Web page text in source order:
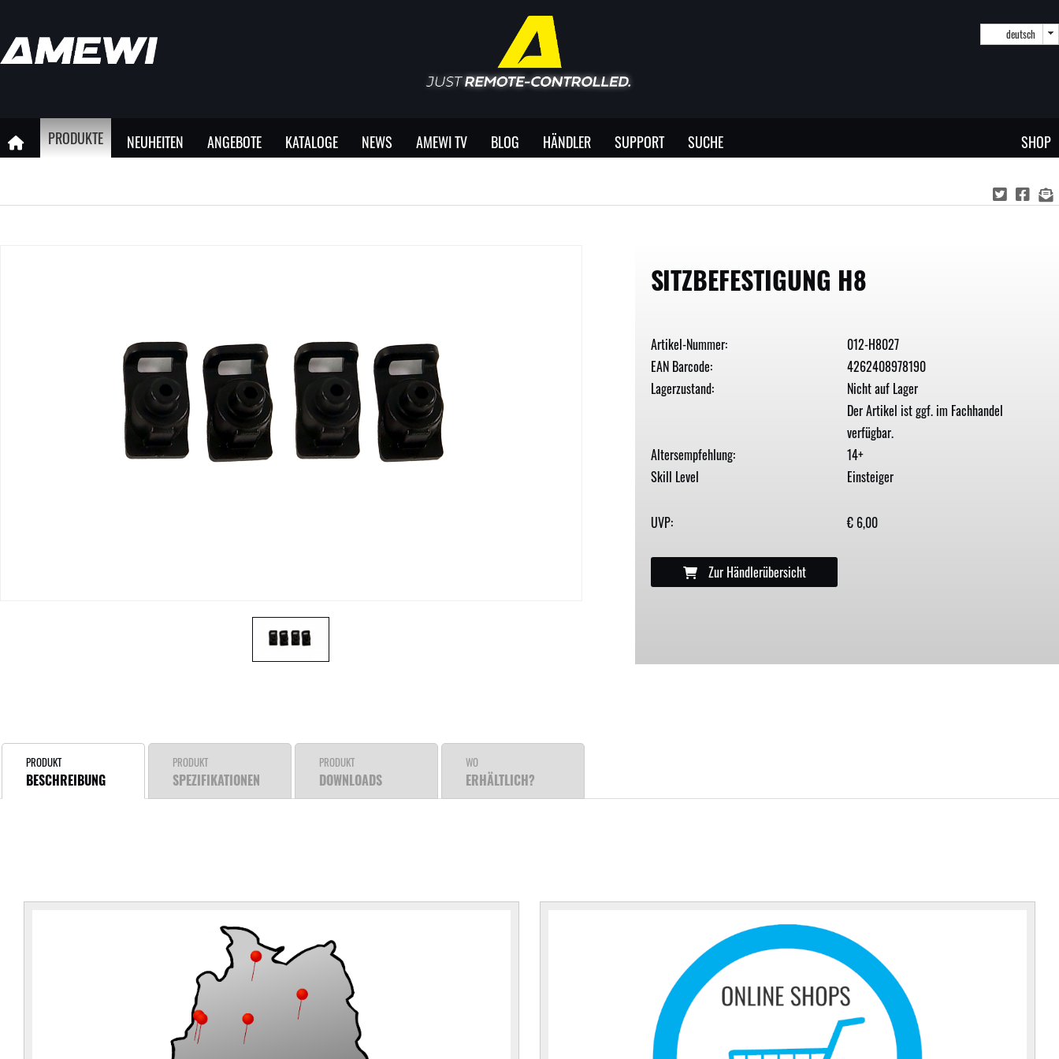
deutsch
PRODUKTE NEUHEITEN ANGEBOTE KATALOGE NEWS AMEWI TV BLOG HÄNDLER SUPPORT SUCHE SHOP
SITZBEFESTIGUNG H8
Artikel-Nummer:
012-H8027
EAN Barcode:
4262408978190
Lagerzustand:
Nicht auf Lager
Der Artikel ist ggf. im Fachhandel
verfügbar.
Altersempfehlung:
14+
Skill Level
Einsteiger
UVP: € 6,00
Zur Händlerübersicht
PRODUKT
BESCHREIBUNG
PRODUKT
SPEZIFIKATIONEN
PRODUKT
DOWNLOADS
WO
ERHÄLTLICH?